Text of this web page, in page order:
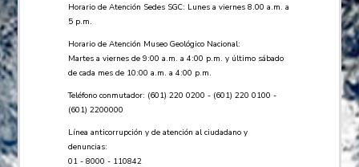
Horario de Atención Sedes SGC: Lunes a viernes 8.00 a.m. a
5 p.m.
Horario de Atención Museo Geológico Nacional:
Martes a viernes de 9:00 a.m. a 4:00 p.m. y último sábado
de cada mes de 10:00 a.m. a 4:00 p.m.
Teléfono conmutador: (601) 220 0200 - (601) 220 0100 -
(601) 2200000
Línea anticorrupción y de atención al ciudadano y
denuncias:
01 - 8000 - 110842